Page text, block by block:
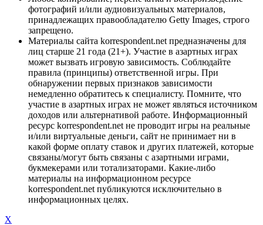
фотографий и/или аудиовизуальных материалов,
принадлежащих правообладателю Getty Images, строго
запрещено.
Материалы сайта korrespondent.net предназначены для
лиц старше 21 года (21+). Участие в азартных играх
может вызвать игровую зависимость. Соблюдайте
правила (принципы) ответственной игры. При
обнаружении первых признаков зависимости
немедленно обратитесь к специалисту. Помните, что
участие в азартных играх не может являться источником
доходов или альтернативой работе. Информационный
ресурс korrespondent.net не проводит игры на реальные
и/или виртуальные деньги, сайт не принимает ни в
какой форме оплату ставок и других платежей, которые
связаны/могут быть связаны с азартными играми,
букмекерами или тотализаторами. Какие-либо
материалы на информационном ресурсе
korrespondent.net публикуются исключительно в
информационных целях.
X